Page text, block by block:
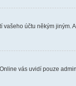
účtu někým
vás uvidí pouze